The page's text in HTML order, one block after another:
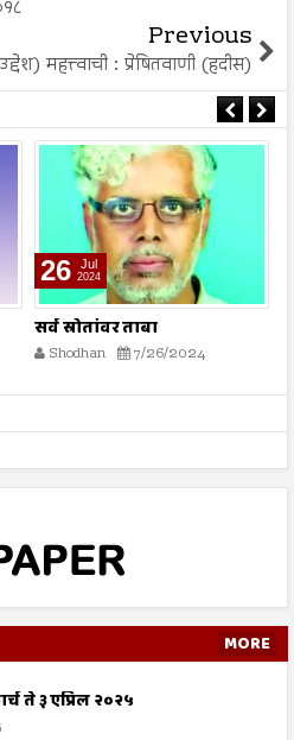
Previous
महत्त्वाची : प्रेषितवाणी (हदीस)
26 Jul
2024
सर्व स्रोतांवर ताबा
Shodhan 7/26/2024
MORE
ते ३ एप्रिल २०२५